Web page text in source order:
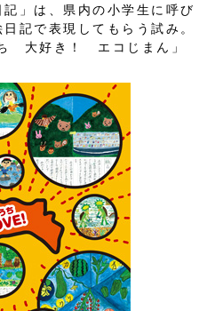
」は、県内の小学生に呼び
記で表現してもらう試み。
大好き！ エコじまん」